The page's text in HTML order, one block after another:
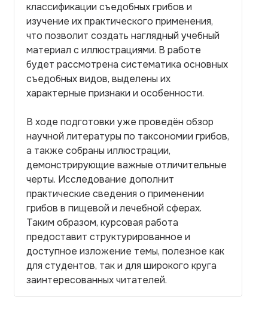
классификации съедобных грибов и
изучение их практического применения,
что позволит создать наглядный учебный
материал с иллюстрациями. В работе
будет рассмотрена систематика основных
съедобных видов, выделены их
характерные признаки и особенности.
В ходе подготовки уже проведён обзор
научной литературы по таксономии грибов,
а также собраны иллюстрации,
демонстрирующие важные отличительные
черты. Исследование дополнит
практические сведения о применении
грибов в пищевой и лечебной сферах.
Таким образом, курсовая работа
предоставит структурированное и
доступное изложение темы, полезное как
для студентов, так и для широкого круга
заинтересованных читателей.